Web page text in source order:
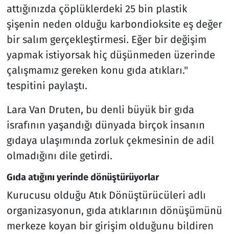
attığınızda çöplüklerdeki 25 bin plastik
şişenin neden olduğu karbondioksite eş değer
bir salım gerçekleştirmesi. Eğer bir değişim
yapmak istiyorsak hiç düşünmeden üzerinde
çalışmamız gereken konu gıda atıkları."
tespitini paylaştı.
Lara Van Druten, bu denli büyük bir gıda
israfının yaşandığı dünyada birçok insanın
gıdaya ulaşımında zorluk çekmesinin de adil
olmadığını dile getirdi.
Gıda atığını yerinde dönüştürüyorlar
Kurucusu olduğu Atık Dönüştürücüleri adlı
organizasyonun, gıda atıklarının dönüşümünü
merkeze koyan bir girişim olduğunu bildiren